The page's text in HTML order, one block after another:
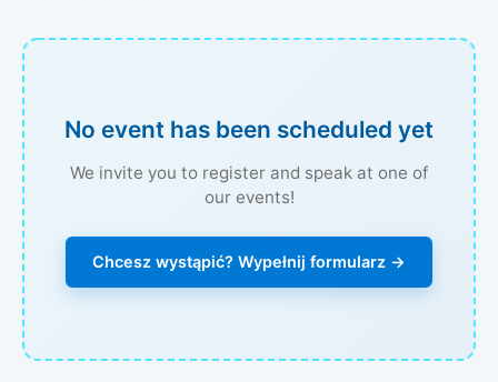
No event has been scheduled yet
We invite you to register and speak at one of
our events!
Chcesz wystąpić? Wypełnij formularz →